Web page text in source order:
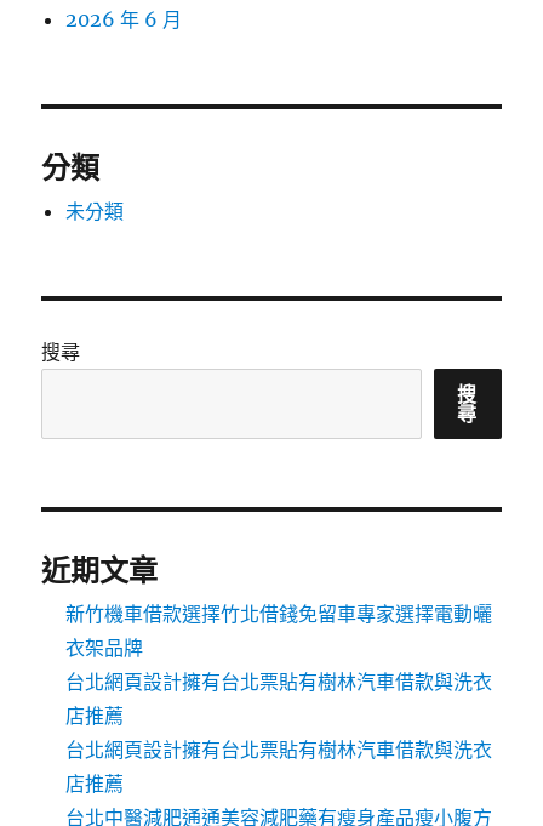
2026 年 6 月
分類
未分類
搜尋
搜
尋
近期文章
新竹機車借款選擇竹北借錢免留車專家選擇電動曬
衣架品牌
台北網頁設計擁有台北票貼有樹林汽車借款與洗衣
店推薦
台北網頁設計擁有台北票貼有樹林汽車借款與洗衣
店推薦
台北中醫減肥通通美容減肥藥有瘦身產品瘦小腹方